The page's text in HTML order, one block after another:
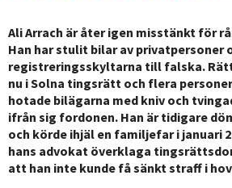
Ali Arrach är åter igen misstänkt för
Han har stulit bilar av privatpersoner
registreringsskyltarna till falska.
nu i Solna tingsrätt och flera
hotade bilägarna med kniv och
ifrån sig fordonen. Han är tidigare
och körde ihjäl en familjefar i januari
hans advokat överklaga
att han inte kunde få sänkt straff i